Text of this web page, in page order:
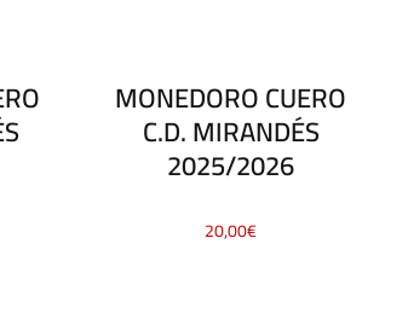
MONEDORO CUERO
C.D. MIRANDÉS
2025/2026
20,00€